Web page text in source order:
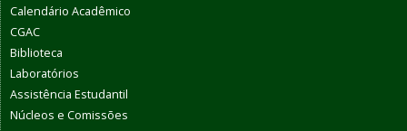
Calendário Acadêmico
CGAC
Biblioteca
Laboratórios
Assistência Estudantil
Núcleos e Comissões